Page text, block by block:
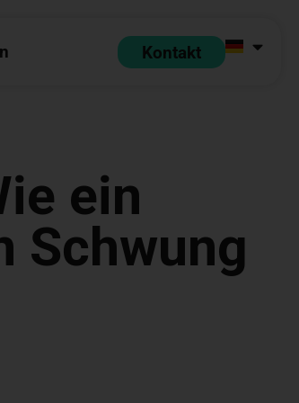
Open Unternehmen
Kontakt
ein
Schwung
wird der Dialog geschlossen. Seine Funktionalität ist